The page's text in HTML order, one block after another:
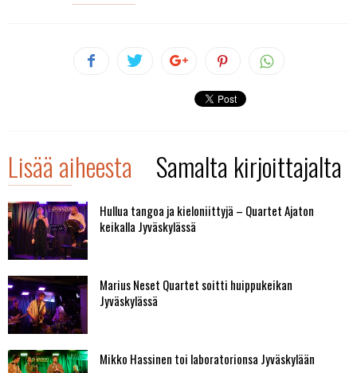
Lisää aiheesta Samalta kirjoittajalta
Hullua tangoa ja kieloniittyjä – Quartet Ajaton
keikalla Jyväskylässä
Marius Neset Quartet soitti huippukeikan
Jyväskylässä
Mikko Hassinen toi laboratorionsa Jyväskylään